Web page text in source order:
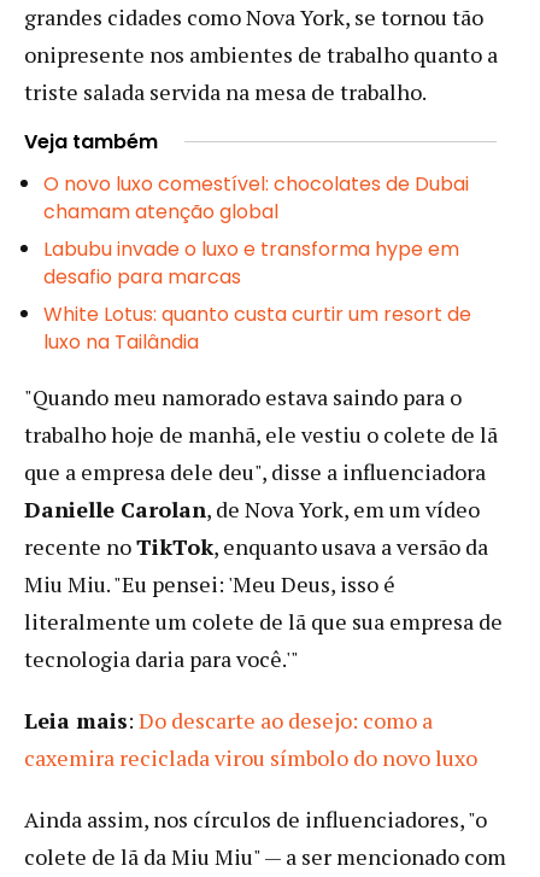
grandes cidades como Nova York, se tornou tão
onipresente nos ambientes de trabalho quanto a
triste salada servida na mesa de trabalho.
Veja também
O novo luxo comestível: chocolates de Dubai
chamam atenção global
Labubu invade o luxo e transforma hype em
desafio para marcas
White Lotus: quanto custa curtir um resort de
luxo na Tailândia
"Quando meu namorado estava saindo para o
trabalho hoje de manhã, ele vestiu o colete de lã
que a empresa dele deu", disse a influenciadora
Danielle Carolan, de Nova York, em um vídeo
recente noTikTok, enquanto usava a versão da
Miu Miu. "Eu pensei: 'Meu Deus, isso é
literalmente um colete de lã que sua empresa de
tecnologia daria para você.'"
Leia mais: Do descarte ao desejo: como a
caxemira reciclada virou símbolo do novo luxo
Ainda assim, nos círculos de influenciadores, "o
colete de lã da Miu Miu" — a ser mencionado com